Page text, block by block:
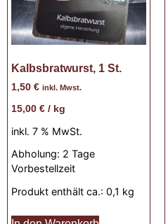
Kalbsbratwurst, 1 St.
1,50 € inkl. Mwst.
15,00 € / kg
inkl. 7 % MwSt.
Abholung: 2 Tage
Vorbestellzeit
Produkt enthält ca.: 0,1 kg